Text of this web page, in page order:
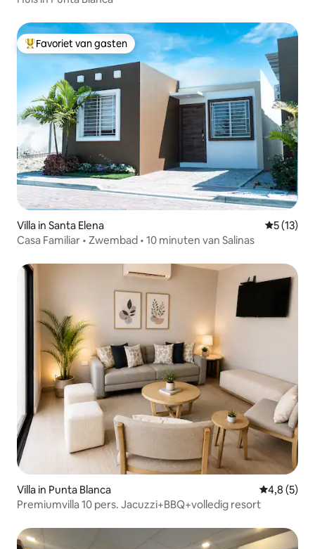
Topfavoriet van gasten
Favoriet van gasten
Villa in Santa Elena
5 (13)
Casa Familiar • Zwembad • 10 minuten van Salinas
Villa in Punta Blanca
4,8 (5)
Premiumvilla 10 pers. Jacuzzi+BBQ+volledig resort